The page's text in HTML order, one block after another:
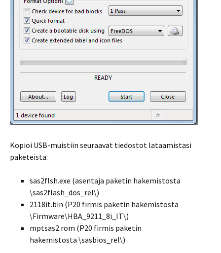
Kopioi USB-muistiin seuraavat tiedostot lataamistasi
paketeista:
sas2flsh.exe (asentaja paketin hakemistosta
\sas2flash_dos_rel\)
2118it.bin (P20 firmis paketin hakemistosta
\Firmware\HBA_9211_8i_IT\)
mptsas2.rom (P20 firmis paketin
hakemistosta \sasbios_rel\)